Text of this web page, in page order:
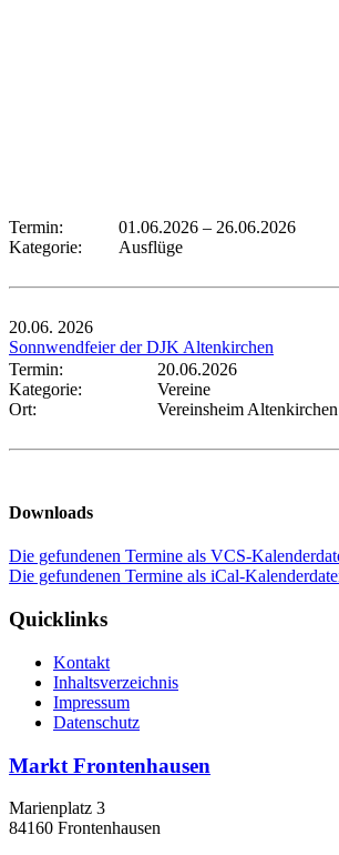
Termin: 01.06.2026 – 26.06.2026
Kategorie:
Ausflüge
20.06. 2026
Sonnwendfeier der DJK Altenkirchen
Termin:
20.06.2026
Kategorie:
Vereine
Ort:
Vereinsheim Altenkirchen
Downloads
Die gefundenen Termine als VCS-
Die gefundenen Termine als iCal-
Quicklinks
Kontakt
Inhaltsverzeichnis
Impressum
Datenschutz
Markt Frontenhausen
Marienplatz 3
84160 Frontenhausen